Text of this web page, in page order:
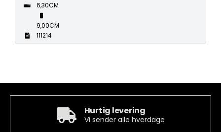
6,30CM
9,00CM
111214
Hurtig levering
Vi sender alle hverdage